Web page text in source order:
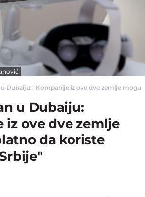
Dubaiju: "Kompanije iz ove dve zemlje mogu
u Dubaiju:
iz ove dve zemlje
da koriste